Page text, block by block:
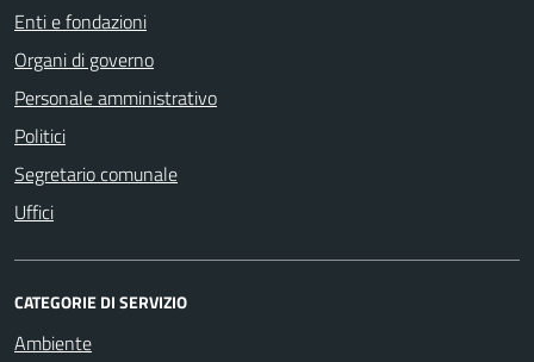
Enti e fondazioni
Organi di governo
Personale amministrativo
Politici
Segretario comunale
Uffici
CATEGORIE DI SERVIZIO
Ambiente